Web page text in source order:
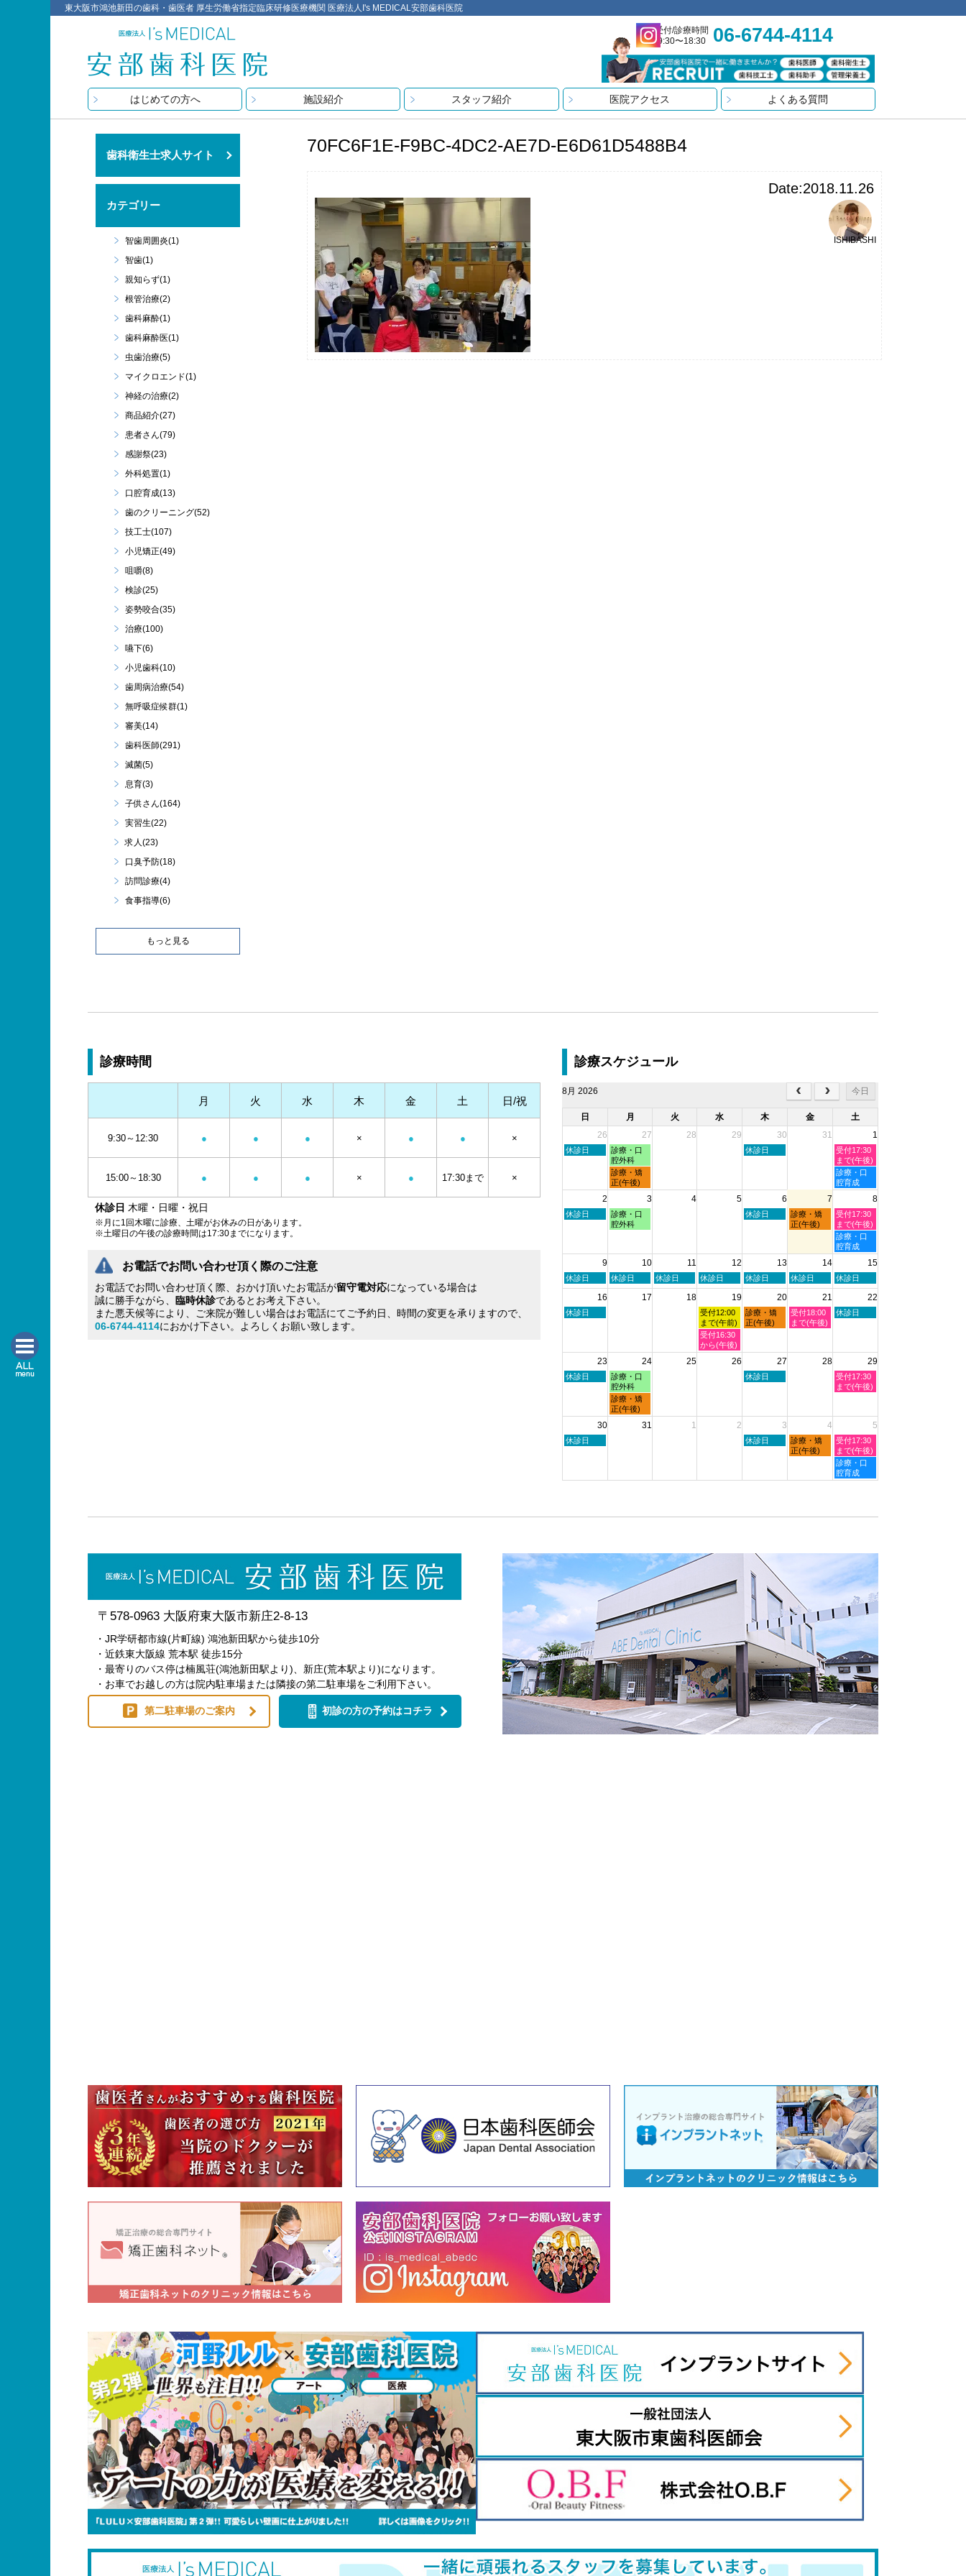
東大阪市鴻池新田の歯科・歯医者 厚生労働省指定臨床研修医療機関 医療法人I's MEDICAL安部歯科医院
受付/診療時間
9:30〜18:30
06-6744-4114
はじめての方へ 施設紹介 スタッフ紹介 医院アクセス よくある質問
70FC6F1E-F9BC-4DC2-AE7D-E6D61D5488B4
Date:2018.11.26
ISHIBASHI
歯科衛生士求人サイト
カテゴリー
智歯周囲炎(1)
智歯(1)
親知らず(1)
根管治療(2)
歯科麻酔(1)
歯科麻酔医(1)
虫歯治療(5)
マイクロエンド(1)
神経の治療(2)
商品紹介(27)
患者さん(79)
感謝祭(23)
外科処置(1)
口腔育成(13)
歯のクリーニング(52)
技工士(107)
小児矯正(49)
咀嚼(8)
検診(25)
姿勢咬合(35)
治療(100)
嚥下(6)
小児歯科(10)
歯周病治療(54)
無呼吸症候群(1)
審美(14)
歯科医師(291)
滅菌(5)
息育(3)
子供さん(164)
実習生(22)
求人(23)
口臭予防(18)
訪問診療(4)
食事指導(6)
もっと見る
診療時間
休診日 木曜・日曜・祝日
※月に1回木曜に診療、土曜がお休みの日があります。
※土曜日の午後の診療時間は17:30までになります。
月 火 水 木 金 土 日/祝
9:30～12:30 ● ● ● × ● ● ×
15:00～18:30 ● ● ● × ● 17:30まで ×
お電話でお問い合わせ頂く際のご注意
お電話でお問い合わせ頂く際、おかけ頂いたお電話が留守電対応になっている場合は
誠に勝手ながら、 臨時休診であるとお考え下さい。
また悪天候等により、ご来院が難しい場合はお電話にてご予約日、時間の変更を承りますので、
06-6744-4114におかけ下さい。よろしくお願い致します。
診療スケジュール
8月 2026 今日
日 月 火 水 木 金
土
26
27 28 29 30 31 1
日
月
2026
休診日
月
曜
日,
7
月
2026
診療・口
腔外科
木
月
2026
休診日
土
曜
日,
8
月
2026
受付17:30
まで(午後)
月
曜
日,
月
27th
2026
診療・矯
正(午後)
土
曜
日,
月
1st
2026
診療・口
腔育成
2 3 4 5 6 7 8
日
月
2026
休診日
月
曜
月
2026
診療・口
腔外科
木
月
2026
休診日
金
曜
月
2026
診療・矯
正(午後)
土
曜
日,
8
月
2026
受付17:30
まで(午後)
土
曜
日,
月
8th
診療・口
腔育成
9 10 11 12 13 14 15
日
曜
8
月
休診日
月
曜
休診日
火
曜
休診日
水
曜
8
月
12th
2026
休診日
木
曜
8
月
13th
休診日
金
曜
8
月
14th
休診日
土
曜
8
月
休診日
16 17 18 19 20 21 22
日
月
2026
休診日
水
曜
日,
8
月
受付12:00
まで(午前)
木
曜
月
2026
診療・矯
正(午後)
金
曜
月
受付18:00
まで(午後)
土
月
2026
休診日
水
曜
日,
受付16:30
から(午後)
23 24 25 26 27 28 29
日
月
2026
休診日
月
曜
日,
8
月
診療・口
腔外科
木
月
2026
休診日
土
曜
月
2026
受付17:30
まで(午後)
月
曜
日,
診療・矯
正(午後)
30 31 1 2 3 4 5
日
月
休診日
木
月
休診日
金
曜
月
診療・矯
正(午後)
土
曜
日,
9
月
受付17:30
まで(午後)
土
曜
日,
診療・口
腔育成
〒578-0963 大阪府東大阪市新庄2-8-13
・JR学研都市線(片町線) 鴻池新田駅から徒歩10分
・近鉄東大阪線 荒本駅 徒歩15分
・最寄りのバス停は楠風荘(鴻池新田駅より)、新庄(荒本駅より)になります。
・お車でお越しの方は院内駐車場または隣接の第二駐車場をご利用下さい。
第二駐車場のご案内 初診の方の予約はコチラ